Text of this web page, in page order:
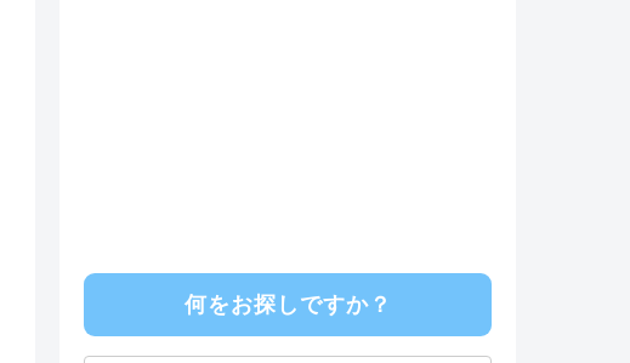
何をお探しですか？